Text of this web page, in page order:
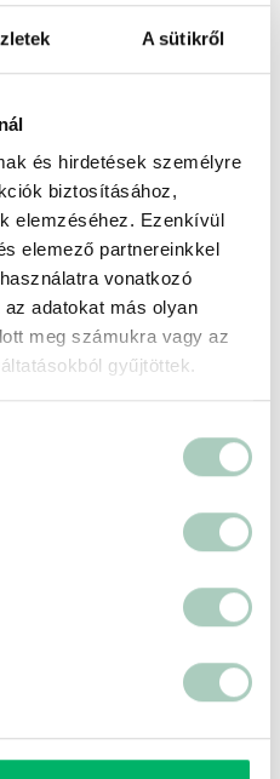
A sütikről
és hirdetések személyre
biztosításához,
elemzéséhez. Ezenkívül
elemező partnereinkkel
vonatkozó
adatokat más olyan
meg számukra vagy az
gyűjtöttek.
tekintheted meg:
67., Domus épület, 1.